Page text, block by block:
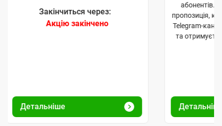
Закінчиться через:
Акцію закінчено
Детальніше
абонентів.
пропозиція,
Telegram-
та